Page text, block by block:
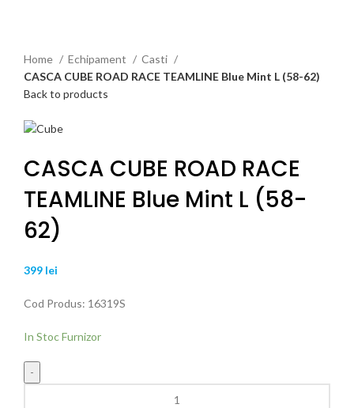
Home
Echipament
Casti
CASCA CUBE ROAD RACE TEAMLINE Blue Mint L (58-62)
Back to products
CASCA CUBE ROAD RACE
TEAMLINE Blue Mint L (58-
62)
399 lei
Cod Produs: 16319S
In Stoc Furnizor